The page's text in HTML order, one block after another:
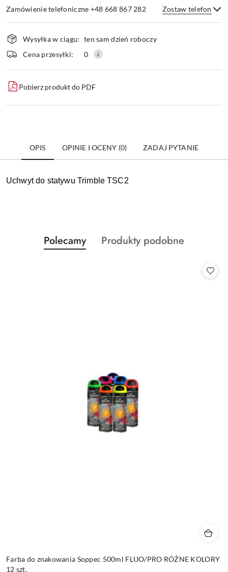
Zamówienie telefoniczne +48 668 867 282 Zostaw telefon
Wyślij
Dostępność
i
dostawa
Wysyłka w ciągu: ten sam dzień roboczy
Cena przesyłki:
0
Pobierz produkt do PDF
OPIS OPINIE I OCENY (0) ZADAJ PYTANIE
Uchwyt do statywu Trimble TSC2
Pomiń karuzelę produktów
Produkty
o
Polecamy
Produkty
Produkty podobne
Farba do znakowania Soppec 500ml FLUO/PRO RÓŻNE KOLORY
12 szt.